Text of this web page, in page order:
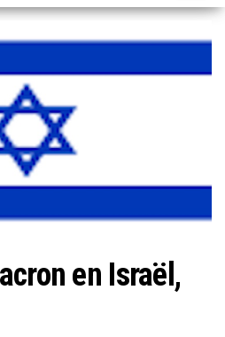
e
u
en Israël,